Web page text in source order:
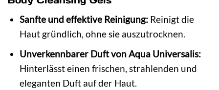
Sanfte und effektive Reinigung:Reinigt die
Haut gründlich, ohne sie auszutrocknen.
Unverkennbarer Duft von Aqua Universalis:
Hinterlässt einen frischen, strahlenden und
eleganten Duft auf der Haut.